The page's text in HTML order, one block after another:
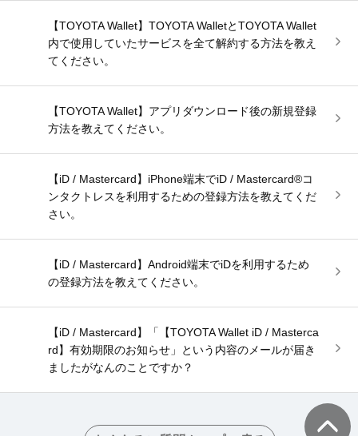
【TOYOTA Wallet】TOYOTA WalletとTOYOTA Wallet
内で使用していたサービスを全て解約する方法を教え
てください。
【TOYOTA Wallet】アプリダウンロード後の新規登録
方法を教えてください。
【iD / Mastercard】iPhone端末でiD / Mastercard®コ
ンタクトレスを利用するための登録方法を教えてくだ
さい。
【iD / Mastercard】Android端末でiDを利用するため
の登録方法を教えてください。
【iD / Mastercard】「【TOYOTA Wallet iD / Masterca
rd】有効期限のお知らせ」という内容のメールが届き
ましたがなんのことですか？